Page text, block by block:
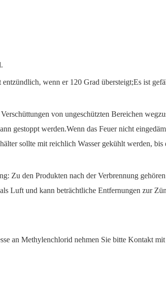
wenn er 120 Grad übersteigt;Es ist
von ungeschützten Bereichen
gestoppt werden.Wenn das Feuer nicht
sollte mit reichlich Wasser gekühlt werden, bis
Zu den Produkten nach der Verbrennung
Luft und kann beträchtliche Entfernungen zur
an Methylenchlorid nehmen Sie bitte Kontakt